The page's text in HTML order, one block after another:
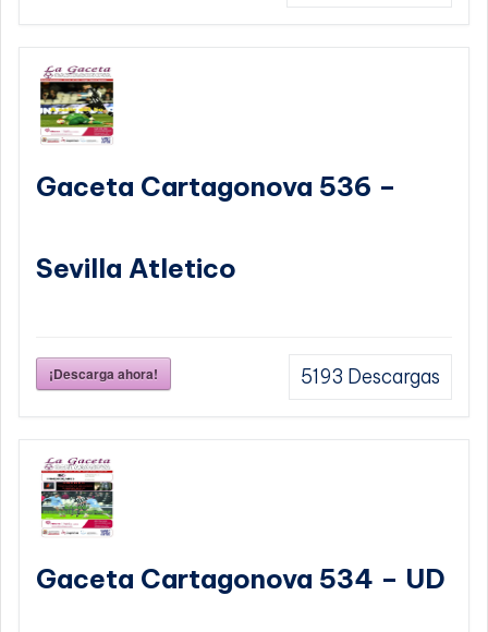
Gaceta Cartagonova 536 –
Sevilla Atletico
¡Descarga ahora! 5193 Descargas
Gaceta Cartagonova 534 – UD